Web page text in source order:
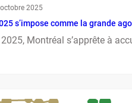
2025
s’impose comme la grande
Montréal s’apprête à